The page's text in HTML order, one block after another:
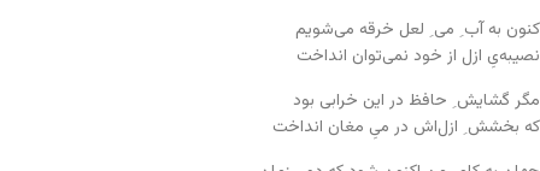
کنون به آب ِ می ِ لعل خرقه می‌شویم
نصیبه‌یِ ازل از خود نمی‌توان انداخت
مگر گشایش ِ حافظ در این خرابی بود
که بخشش ِ ازل‌اش در میِ مغان انداخت